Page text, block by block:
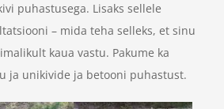
puhastusega. Lisaks sellele
– mida teha selleks, et sinu
kaua vastu. Pakume ka
ja unikivide ja betooni puhastust.